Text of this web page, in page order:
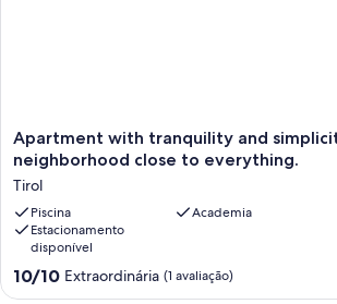
Apartment
with
tranquility
and
simplicity
in
prime
neighborhood
Apartment with tranquility and
neighborhood close to everything.
Tirol
Piscina
Academia
Estacionamento
disponível
10.0
de
10/10 Extraordinária (1 avaliação)